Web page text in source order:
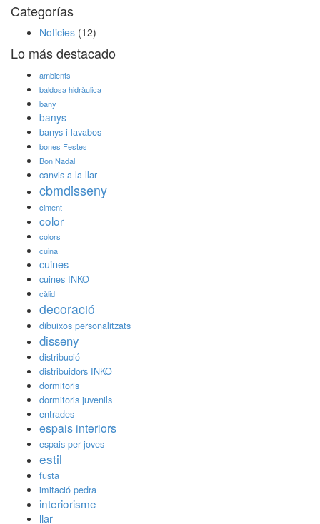
Categorías
Noticies (12)
Lo más destacado
ambients
baldosa hidràulica
bany
banys
banys i lavabos
bones Festes
Bon Nadal
canvis a la llar
cbmdisseny
ciment
color
colors
cuina
cuines
cuines INKO
càlid
decoració
dibuixos personalitzats
disseny
distribució
distribuidors INKO
dormitoris
dormitoris juvenils
entrades
espais interiors
espais per joves
estil
fusta
imitació pedra
interiorisme
llar